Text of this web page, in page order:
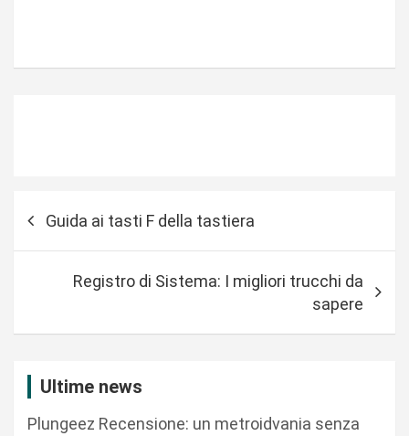
Guida ai tasti F della tastiera
Registro di Sistema: I migliori trucchi da
sapere
Ultime news
Plungeez Recensione: un metroidvania senza